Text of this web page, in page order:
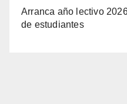
Arranca año lectivo
de estudiantes